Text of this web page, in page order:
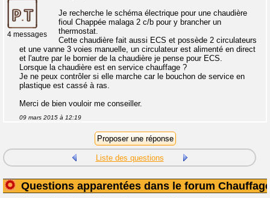
4 messages
Je recherche le schéma électrique pour une chaudière
fioul Chappée malaga 2 c/b pour y brancher un
thermostat.
Cette chaudière fait aussi ECS et possède 2 circulateurs
et une vanne 3 voies manuelle, un circulateur est alimenté en direct
et l'autre par le bornier de la chaudière je pense pour ECS.
Lorsque la chaudière est en service chauffage ?
Je ne peux contrôler si elle marche car le bouchon de service en
plastique est cassé à ras.
Merci de bien vouloir me conseiller.
09 mars 2015 à 12:19
Liste des questions
Questions apparentées dans le forum